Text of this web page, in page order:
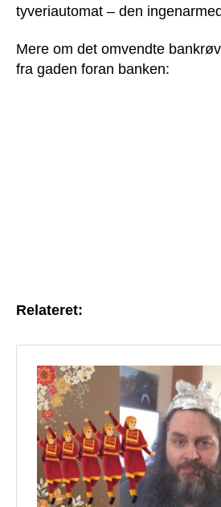
tyveriautomat – den
Mere om det omvendte
fra gaden foran banken:
Relateret: